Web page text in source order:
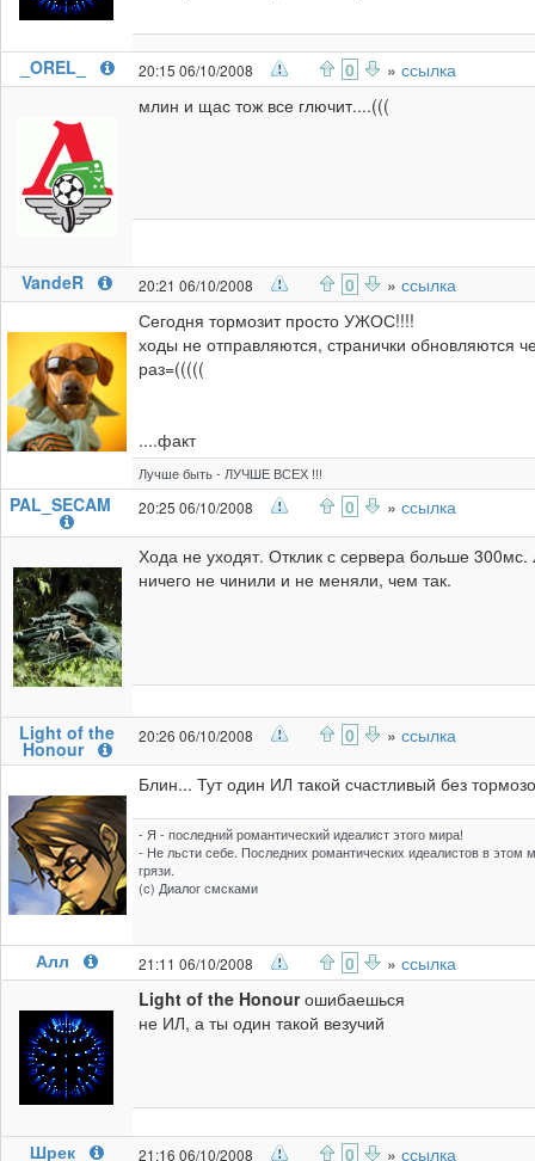
_OREL_ 20:15 06/10/2008 0 » ссылка
млин и щас тож все глючит....(((
VandeR 20:21 06/10/2008 0 » ссылка
Сегодня тормозит просто УЖОС!!!!
ходы не отправляются, странички обновляются
раз=(((((
....факт
Лучше быть - ЛУЧШЕ ВСЕХ !!!
PAL_SECAM 20:25 06/10/2008 0 » ссылка
Хода не уходят. Отклик с сервера больше
ничего не чинили и не меняли, чем так.
Light of the
Honour
20:26 06/10/2008 0 » ссылка
Блин... Тут один ИЛ такой счастливый без
- Я - последний романтический идеалист этого мира!
- Не льсти себе. Последних романтических идеалистов в этом
грязи.
(с) Диалог смсками
Алл 21:11 06/10/2008 0 » ссылка
Light of the Honourошибаешься
не ИЛ, а ты один такой везучий
Шрек 21:16 06/10/2008 0 » ссылка